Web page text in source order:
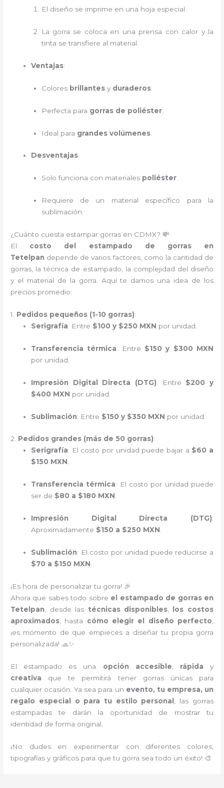
El diseño se imprime en una hoja especial.
La gorra se coloca en una prensa con calor y la
tinta se transfiere al material.
Ventajas:
Colores brillantesy duraderos.
Perfecta para gorras de poliéster.
Ideal para grandes volúmenes.
Desventajas:
Solo funciona con materiales poliéster.
Requiere de un material específico para la
sublimación.
¿Cuánto cuesta estampar gorras en CDMX? 💸
El costo del estampado de gorras en
Tetelpan depende de varios factores, como la cantidad de
gorras, la técnica de estampado, la complejidad del diseño
y el material de la gorra. Aquí te damos una idea de los
precios promedio:
1. Pedidos pequeños (1-10 gorras):
Serigrafía: Entre $100 y $250 MXN por unidad.
Transferencia térmica: Entre $150 y $300 MXN
por unidad.
Impresión Digital Directa (DTG): Entre $200 y
$400 MXN por unidad.
Sublimación: Entre $150 y $350 MXN por unidad.
2. Pedidos grandes (más de 50 gorras):
Serigrafía: El costo por unidad puede bajar a $60 a
$150 MXN.
Transferencia térmica: El costo por unidad puede
ser de $80 a $180 MXN.
Impresión Digital Directa (DTG):
Aproximadamente $150 a $250 MXN
Sublimación: El costo por unidad puede reducirse a
$70 a $150 MXN
¡Es hora de personalizar tu gorra! 🎉
Ahora que sabes todo sobre el estampado de gorras en
Tetelpan , desde las técnicas disponibles,
los costos
aproximados , hasta cómo elegir el diseño perfecto
¡es momento de que empieces a diseñar tu propia gorra
personalizada! 🧢✨
El estampado es una opción accesible rápida y
creativa que te permitirá tener gorras únicas para
cualquier ocasión. Ya sea para un evento, tu empresa, un
regalo especial o para tu estilo personal
, las gorras
estampadas te darán la oportunidad de mostrar tu
identidad de forma original.
¡No dudes en experimentar con diferentes colores,
tipografías y gráficos para que tu gorra sea todo un éxito! 🎨